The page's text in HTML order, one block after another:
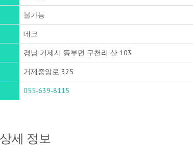
불가능
데크
경남 거제시 동부면 구천리 산 103
거제중앙로 325
055-639-8115
세 정보